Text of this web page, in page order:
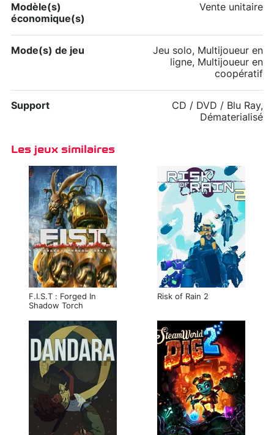
Modèle(s)
économique(s)
Vente unitaire
Mode(s) de jeu
Jeu solo, Multijoueur en
ligne, Multijoueur en
coopératif
Support
CD / DVD / Blu Ray,
Dématerialisé
Les jeux similaires
F.I.S.T : Forged In
Shadow Torch
Risk of Rain 2